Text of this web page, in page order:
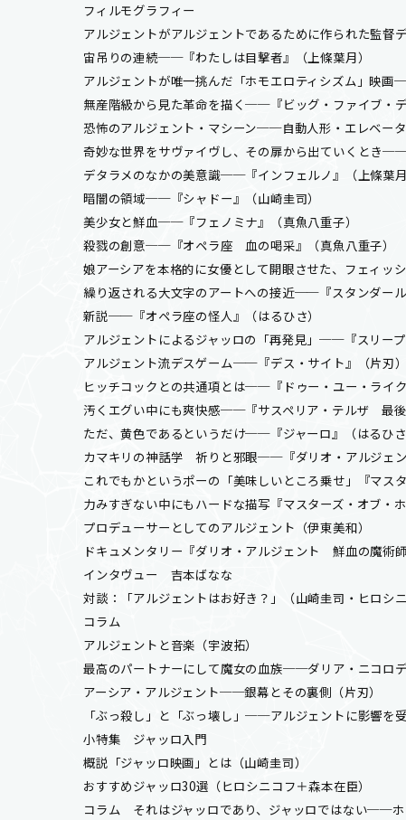
フィルモグラフィー
アルジェントがアルジェントであるために作られた監督
宙吊りの連続──『わたしは目撃者』（上條葉月）
アルジェントが唯一挑んだ「ホモエロティシズム」映画
無産階級から見た革命を描く──『ビッグ・ファイブ・デ
恐怖のアルジェント・マシーン──自動人形・エレベー
奇妙な世界をサヴァイヴし、その扉から出ていくとき──
デタラメのなかの美意識──『インフェルノ』（上條葉月
暗闇の領域──『シャドー』（山崎圭司）
美少女と鮮血──『フェノミナ』（真魚八重子）
殺戮の創意──『オペラ座 血の喝采』（真魚八重子）
娘アーシアを本格的に女優として開眼させた、フェィ
繰り返される大文字のアートへの接近──『スタンダール
新説──『オペラ座の怪人』（はるひさ）
アルジェントによるジャッロの「再発見」──『スリープ
アルジェント流デスゲーム──『デス・サイト』（片刃）
ヒッチコックとの共通項とは──『ドゥー・ユー・ライ
汚くエグい中にも爽快感──『サスペリア・テルザ 最後
ただ、黄色であるというだけ──『ジャーロ』（はるひさ
カマキリの神話学 祈りと邪眼──『ダリオ・アルジェン
これでもかというポーの「美味しいところ乗せ」『マス
力みすぎない中にもハードな描写『マスターズ・オブ・
プロデューサーとしてのアルジェント（伊東美和）
ドキュメンタリー『ダリオ・アルジェント 鮮血の魔術師
インタヴュー 吉本ばなな
対談：「アルジェントはお好き？」（山崎圭司・ヒロシニ
コラム
アルジェントと音楽（宇波拓）
最高のパートナーにして魔女の血族──ダリア・ニコロデ
アーシア・アルジェント──銀幕とその裏側（片刃）
「ぶっ殺し」と「ぶっ壊し」──アルジェントに影響を
小特集 ジャッロ入門
概説「ジャッロ映画」とは（山崎圭司）
おすすめジャッロ30選（ヒロシニコフ＋森本在臣）
コラム それはジャッロであり、ジャッロではない──ホ